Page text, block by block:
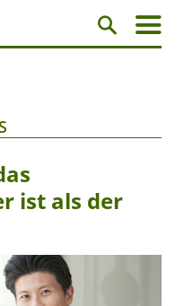
ist als der